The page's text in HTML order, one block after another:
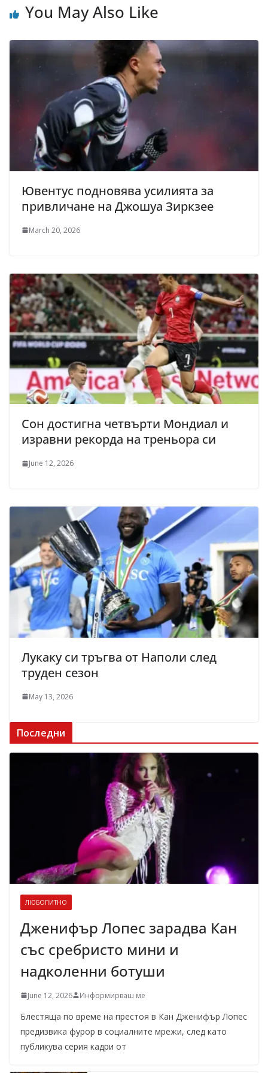
You May Also Like
Ювентус подновява усилията за
привличане на Джошуа Зиркзее
March 20, 2026
Сон достигна четвърти Мондиал и
изравни рекорда на треньора си
June 12, 2026
Лукаку си тръгва от Наполи след
труден сезон
May 13, 2026
Последни
ЛЮБОПИТНО
Дженифър Лопес зарадва Кан
със сребристо мини и
надколенни ботуши
June 12, 2026 Информирваш ме
Блестяща по време на престоя в Кан Дженифър Лопес
предизвика фурор в социалните мрежи, след като
публикува серия кадри от